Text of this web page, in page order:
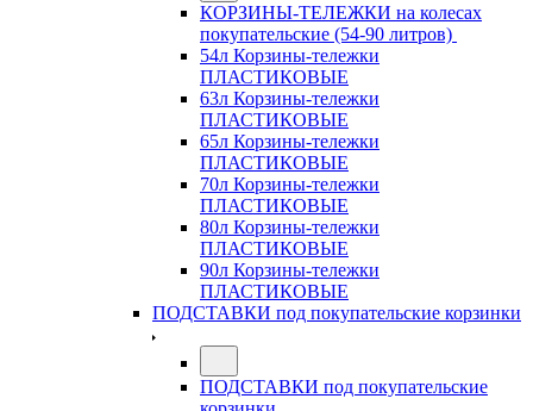
КОРЗИНЫ-ТЕЛЕЖКИ на колесах
покупательские (54-90 литров)
54л Корзины-тележки
ПЛАСТИКОВЫЕ
63л Корзины-тележки
ПЛАСТИКОВЫЕ
65л Корзины-тележки
ПЛАСТИКОВЫЕ
70л Корзины-тележки
ПЛАСТИКОВЫЕ
80л Корзины-тележки
ПЛАСТИКОВЫЕ
90л Корзины-тележки
ПЛАСТИКОВЫЕ
ПОДСТАВКИ под покупательские корзинки
ПОДСТАВКИ под покупательские